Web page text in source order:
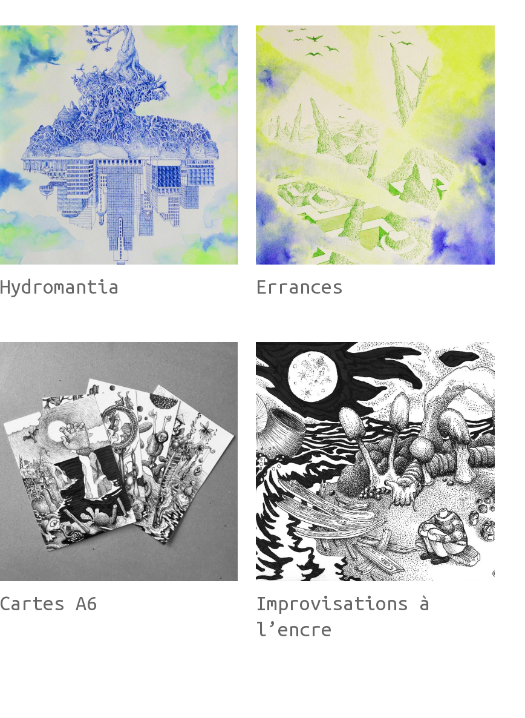
Hydromantia Errances
Cartes A6
Improvisations à
l’encre